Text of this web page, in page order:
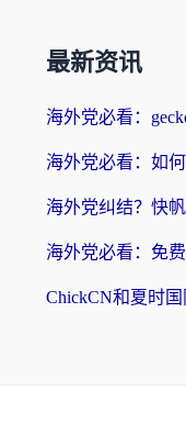
最新资讯